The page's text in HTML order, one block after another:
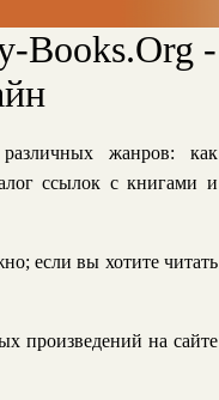
Books.Org -
жанров: как
ссылок с книгами и
если вы хотите читать
произведений на сайте